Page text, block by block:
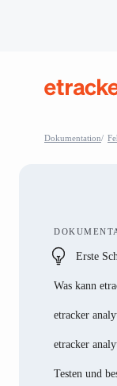
Dokumentation
Erste
Was kann
etracker
etracker
Testen und